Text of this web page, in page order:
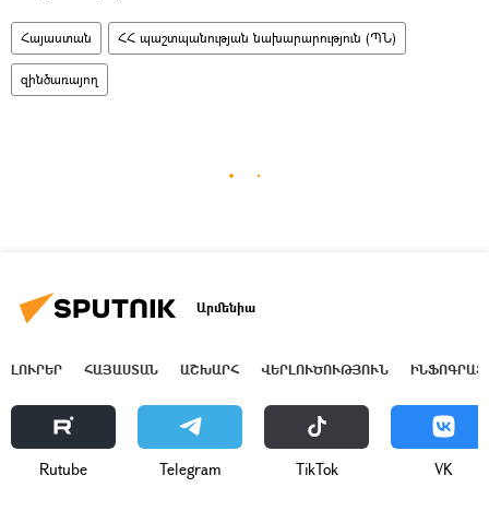
Հայաստան ՀՀ պաշտպանության նախարարություն (ՊՆ)
զինծառայող
Արմենիա
ԼՈՒՐԵՐ ՀԱՅԱՍՏԱՆ ԱՇԽԱՐՀ ՎԵՐԼՈՒԾՈՒԹՅՈՒՆ
Rutube Telegram ТikТоk VK